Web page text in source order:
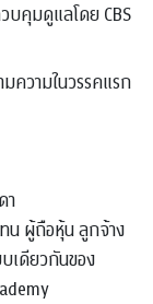
บคุมดูแลโดย CBS
ความในวรรคแรก
า
น ผู้ถือหุ้น ลูกจ้าง
เดียวกันของ